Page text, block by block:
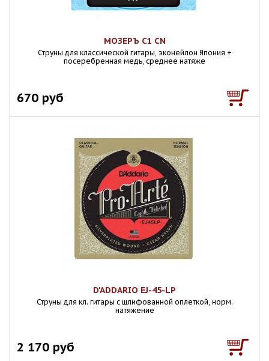
МОЗЕРЪ C1 CN
Струны для классической гитары, эконейлон Япония +
посеребренная медь, среднее натяже
670 руб
D'ADDARIO EJ-45-LP
Струны для кл. гитары с шлифованной оплеткой, норм.
натяжение
2 170 руб